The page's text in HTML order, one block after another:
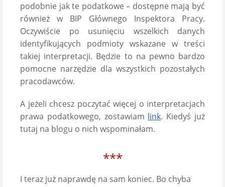
podobnie jak te podatkowe – dostępne mają być
również w BIP Głównego Inspektora Pracy.
Oczywiście po usunięciu wszelkich danych
identyfikujących podmioty wskazane w treści
takiej interpretacji. Będzie to na pewno bardzo
pomocne narzędzie dla wszystkich pozostałych
pracodawców.
A jeżeli chcesz poczytać więcej o interpretacjach
prawa podatkowego, zostawiam link. Kiedyś już
tutaj na blogu o nich wspominałam.
***
I teraz już naprawdę na sam koniec. Bo chyba